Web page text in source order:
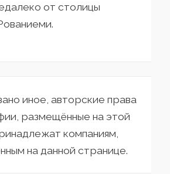
от столицы
иное, авторские права
размещённые на этой
компаниям,
на данной странице.